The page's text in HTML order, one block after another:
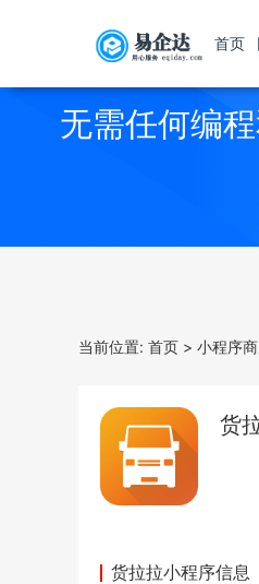
首页
无需任何编
当前位置: 首页 > 小程序
货
货拉拉小程序信息